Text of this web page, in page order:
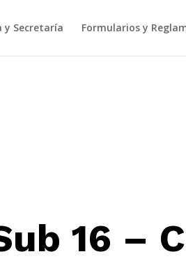
y Secretaría Formularios y
16 –